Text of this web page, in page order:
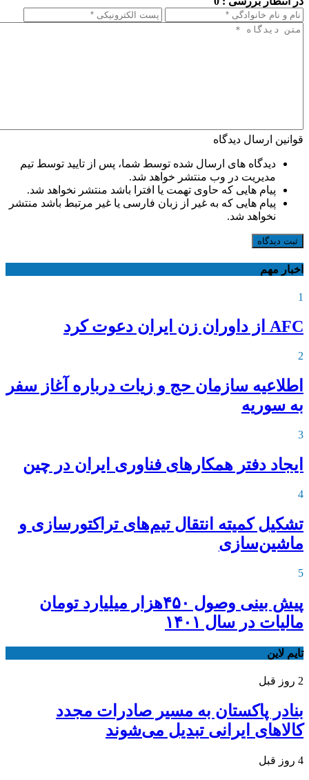
قوانین ارسال دیدگاه
دیدگاه های ارسال شده توسط شما، پس از تایید توسط تیم
مدیریت در وب منتشر خواهد شد.
پیام هایی که حاوی تهمت یا افترا باشد منتشر نخواهد شد.
پیام هایی که به غیر از زبان فارسی یا غیر مرتبط باشد منتشر
نخواهد شد.
ثبت دیدگاه
اخبار مهم
1
AFC از داوران زن ایران دعوت کرد
2
اطلاعیه‌ سازمان حج و زیات درباره آغاز سفر
به سوریه
3
ایجاد دفتر همکارهای فناوری ایران در چین
4
تشکیل کمیته انتقال تیم‌های تراکتورسازی و
ماشین‌سازی
5
پیش بینی وصول ۴۵۰هزار میلیارد تومان
مالیات در سال ۱۴۰۱
تایم لاین
2 روز قبل
بنادر پاکستان به مسیر صادرات مجدد
کالاهای ایرانی تبدیل می‌شوند
4 روز قبل